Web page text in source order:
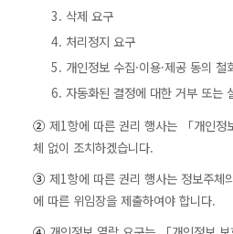
3. 삭제 요구
4. 처리정지 요구
5. 개인정보 수집·이용·제공 동의 철
6. 자동화된 결정에 대한 거부 또는
② 제1항에 따른 권리 행사는 「개인
체 없이 조치하겠습니다.
③ 제1항에 따른 권리 행사는 정보주체
에 따른 위임장을 제출하여야 합니다.